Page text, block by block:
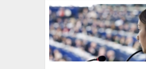
речью, над ее оборотами,
выражениями, над ее
можно и должно вести всюду:
в вагоне дачного поезда, в
в институте, на собрании, на
Каждый переводчик знает это